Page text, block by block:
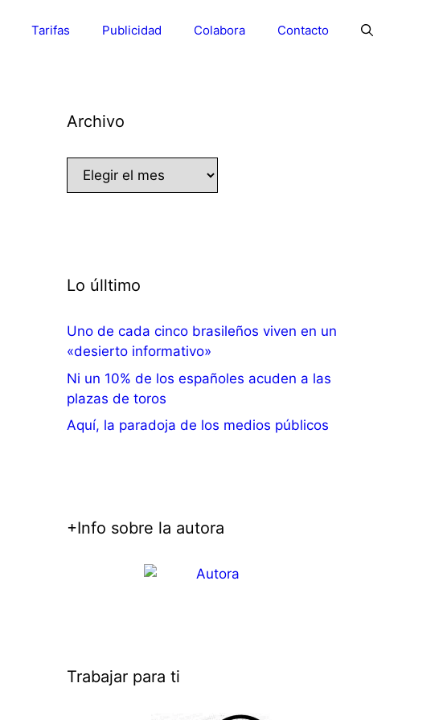
Tarifas Publicidad Colabora Contacto
Archivo
Archivo
Lo úlltimo
Uno de cada cinco brasileños viven en un
«desierto informativo»
Ni un 10% de los españoles acuden a las
plazas de toros
Aquí, la paradoja de los medios públicos
+Info sobre la autora
Trabajar para ti